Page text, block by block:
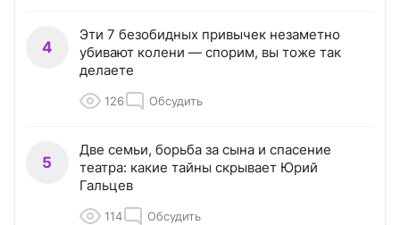
4
Эти 7 безобидных привычек незаметно
убивают колени — спорим, вы тоже так
делаете
126 Обсудить
5
Две семьи, борьба за сына и спасение
театра: какие тайны скрывает Юрий
Гальцев
114 Обсудить